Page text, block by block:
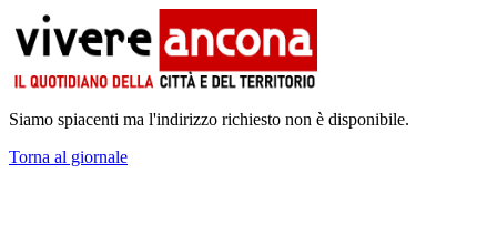
Siamo spiacenti ma l'indirizzo richiesto non è disponibile.
Torna al giornale